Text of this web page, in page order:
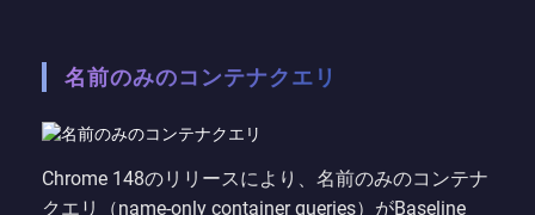
名前のみのコンテナクエリ
Chrome 148のリリースにより、名前のみのコンテナ
クエリ（name-only container queries）がBaseline